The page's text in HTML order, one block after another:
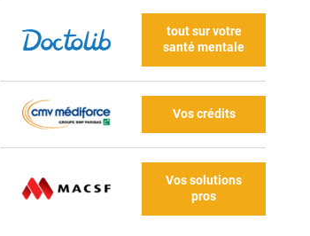
tout sur votre
santé mentale
Vos crédits
Vos solutions
pros